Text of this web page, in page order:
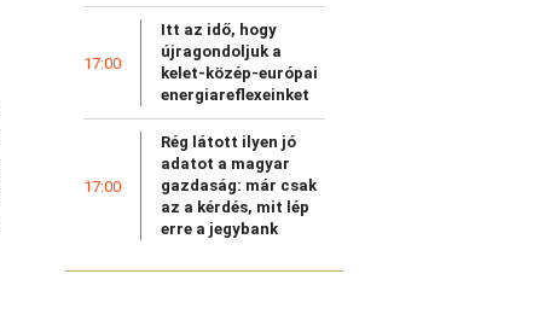
17:00
Itt az idő, hogy
újragondoljuk a
kelet-közép-európai
energiareflexeinket
17:00
Rég látott ilyen jó
adatot a magyar
gazdaság: már csak
az a kérdés, mit lép
erre a jegybank